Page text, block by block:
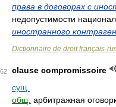
права в договорах с
недопустимости
иностранного
Dictionnaire de droit français-
62
clause compromissoire
сущ.
общ. арбитражная